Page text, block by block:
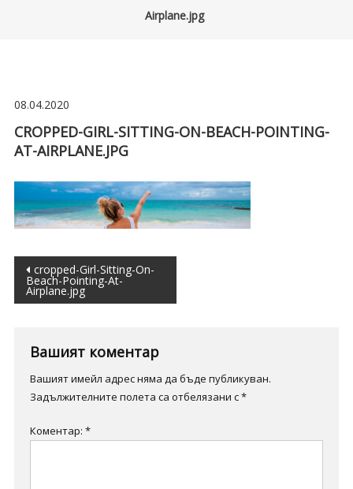
Airplane.jpg
08.04.2020
CROPPED-GIRL-SITTING-ON-BEACH-POINTING-
AT-AIRPLANE.JPG
Навигация
cropped-Girl-Sitting-On-
Beach-Pointing-At-
Airplane.jpg
Вашият коментар
Вашият имейл адрес няма да бъде публикуван.
Задължителните полета са отбелязани с*
Коментар: *